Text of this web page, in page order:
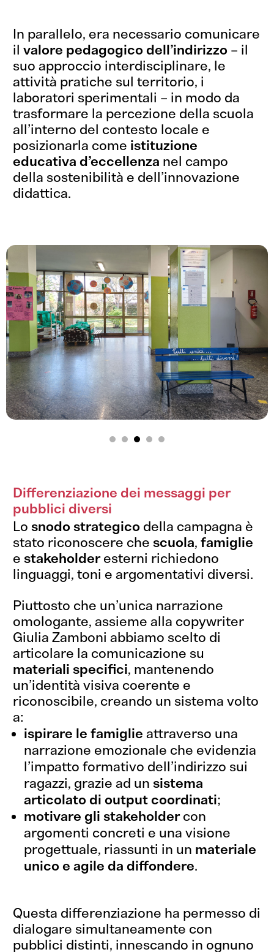
In parallelo, era necessario comunicare
ilvalore pedagogico dell’indirizzo – il
suo approccio interdisciplinare, le
attività pratiche sul territorio, i
laboratori sperimentali – in modo da
trasformare la percezione della scuola
all’interno del contesto locale e
posizionarla come istituzione
educativa d’eccellenza nel campo
della sostenibilità e dell’innovazione
didattica.
Differenziazione dei messaggi per
pubblici diversi
Losnodo strategico della campagna è
stato riconoscere chescuola,famiglie
estakeholderesterni richiedono
linguaggi, toni e argomentativi diversi.
Piuttosto che un’unica narrazione
omologante, assieme alla copywriter
Giulia Zamboni abbiamo scelto di
articolare la comunicazione su
materiali specifici, mantenendo
un’identità visiva coerente e
riconoscibile, creando un sistema volto
a:
ispirare le famiglie attraverso una
narrazione emozionale che evidenzia
l’impatto formativo dell’indirizzo sui
ragazzi, grazie ad unsistema
articolato di output coordinati;
motivare gli stakeholdercon
argomenti concreti e una visione
progettuale, riassunti in un materiale
unico e agile da diffondere.
Questa differenziazione ha permesso di
dialogare simultaneamente con
pubblici distinti, innescando in ognuno